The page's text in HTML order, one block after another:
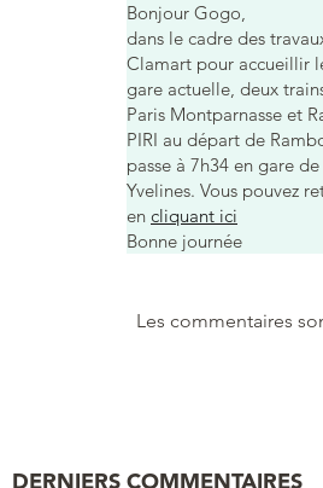
Bonjour Gogo,
dans le cadre des
Clamart pour accueillir
gare actuelle, deux
Paris Montparnasse et
PIRI au départ de
passe à 7h34 en gare
Yvelines. Vous pouvez
en cliquant ici
Bonne journée
Les commentaires
DERNIERS COMMENTAIRES